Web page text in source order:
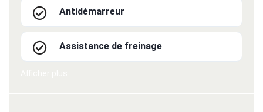
Antidémarreur
Assistance de freinage